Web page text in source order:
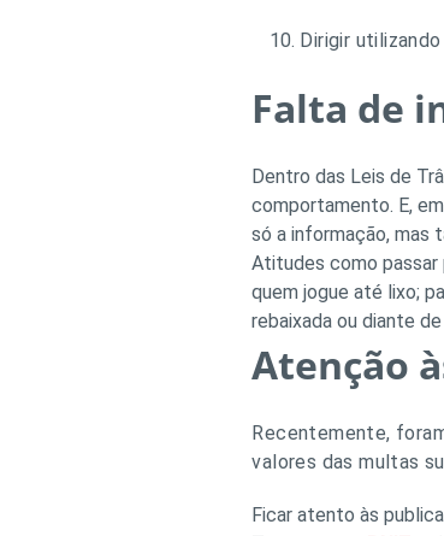
Dirigir
Falta de
Dentro das Leis de
comportamento. E,
só a informação, mas
Atitudes como passar
quem jogue até lixo;
rebaixada ou diante
Atenção
Recentemente,
valores das multas
Ficar atento às